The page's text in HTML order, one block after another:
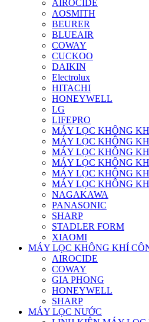
AIROCIDE
AOSMITH
BEURER
BLUEAIR
COWAY
CUCKOO
DAIKIN
Electrolux
HITACHI
HONEYWELL
LG
LIFEPRO
MÁY LỌC KHÔNG
MÁY LỌC KHÔNG
MÁY LỌC KHÔNG
MÁY LỌC KHÔNG
MÁY LỌC KHÔNG
MÁY LỌC KHÔNG
NAGAKAWA
PANASONIC
SHARP
STADLER FORM
XIAOMI
MÁY LỌC KHÔNG KHÍ
AIROCIDE
COWAY
GIA PHONG
HONEYWELL
SHARP
MÁY LỌC NƯỚC